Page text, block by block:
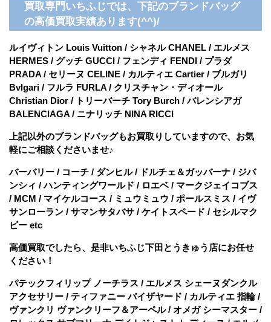
買取専門いちふじでは、下記のブランドバッグ
の高価買取実績あります(^^)/
ルイヴィトン Louis Vuitton / シャネル CHANEL / エルメス
HERMES / グッチ GUCCI / フェンディ FENDI / プラダ
PRADA / セリーヌ CELINE / カルティエ Cartier / ブルガリ
Bvlgari / フルラ FURLA / クリスチャン・ディオール
Christian Dior / トリーバーチ Tory Burch / バレンシアガ
BALENCIAGA / ニナリッチ NINA RICCI
上記以外のブランドバッグもお買取りしていますので、お気
軽にご相談くださいませ♪
バーバリー / コーチ / ダンヒル / ドルチェ＆ガッバーナ / ジバ
ンシィ / ハンティングワールド / ロエベ / マークジェイコブス
/ MCM / マイケルコース / ミュウミュウ / ポールスミス / イヴ
サンローラン / サマンサタバサ / ケイトスペード / セシルマク
ビー etc
高価買取でしたら、是非いちふじ下田とうきゅう店にお任せ
ください！
パテックフィリップ ノーチラス / エルメス シェーヌダンクル
アクセサリー / ティファニー バイザヤード / カルティエ 指輪 /
ヴァンクリ ヴァンクリーフ＆アーペル / オメガ シーマスター /